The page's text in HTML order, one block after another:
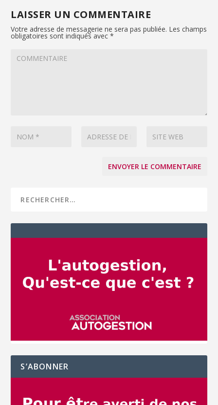
LAISSER UN COMMENTAIRE
Votre adresse de messagerie ne sera pas publiée. Les champs
obligatoires sont indiqués avec*
S’ABONNER